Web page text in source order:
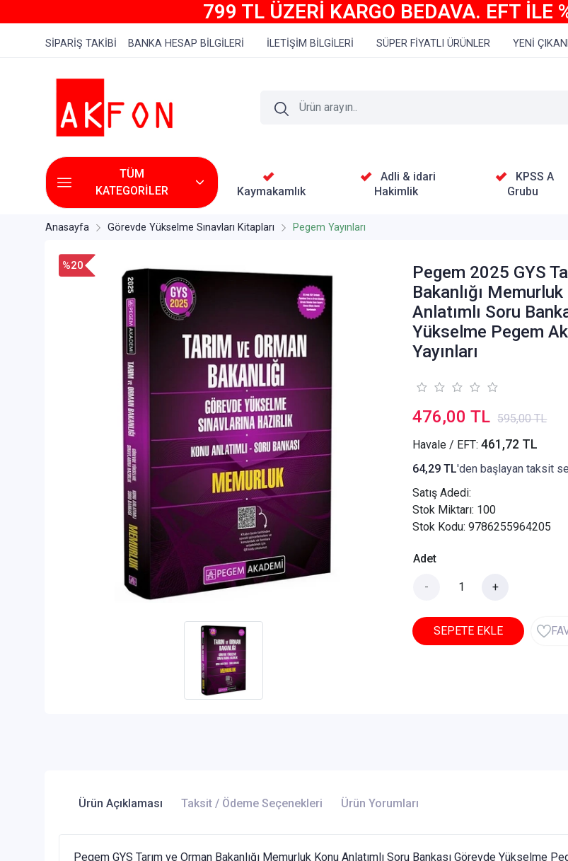
799 TL ÜZERİ KARGO BEDAVA. EFT İLE
SİPARİŞ TAKİBİ BANKA HESAP BİLGİLERİ İLETİŞİM BİLGİLERİ SÜPER FİYATLI ÜRÜNLER YENİ
TÜM
KATEGORİLER
Kaymakamlık
Adli & idari
Hakimlik
KPSS A
Grubu
Anasayfa Görevde Yükselme Sınavları Kitapları Pegem Yayınları
%20
Pegem 2025 GYS
Bakanlığı
Anlatımlı Soru
Yükselme Pegem
Yayınları
476,00 TL 595,00 TL
Havale / EFT:461,72 TL
64,29 TL'den başlayan taksit
Satış Adedi:
Stok Miktarı: 100
Stok Kodu: 9786255964205
Adet
- +
SEPETE EKLE
Ürün Açıklaması Taksit / Ödeme Seçenekleri Ürün Yorumları
Pegem GYS Tarım ve Orman Bakanlığı Memurluk Konu Anlatımlı Soru Bankası Görevde Yükselme